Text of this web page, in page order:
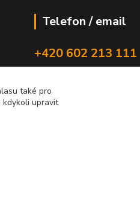
Telefon / email
+420 602 213 111
také pro
kdykoli upravit